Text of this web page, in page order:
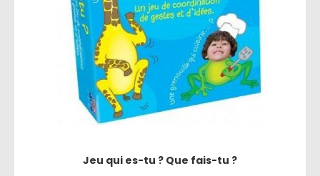
Jeu qui es-tu ? Que fais-tu ?